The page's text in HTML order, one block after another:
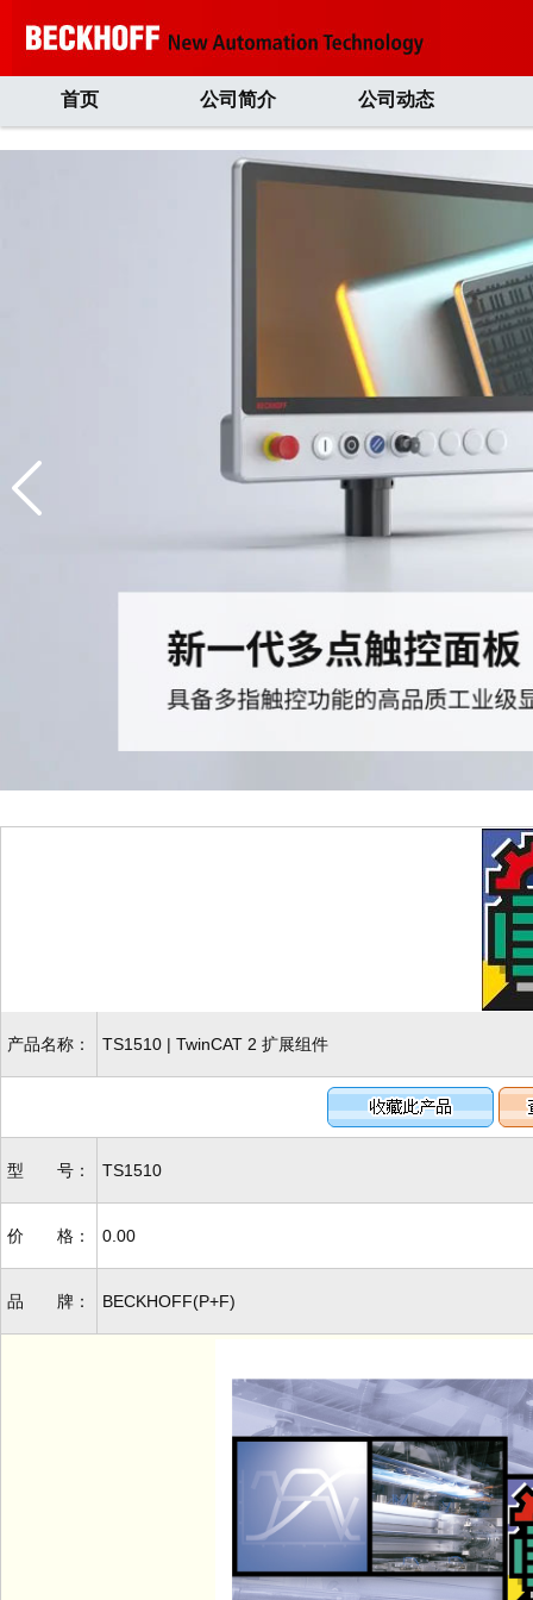
首页 公司简介 公司动态
产品名称： TS1510 | TwinCAT 2 扩展组件
型 号： TS1510
价 格： 0.00
品 牌： BECKHOFF(P+F)